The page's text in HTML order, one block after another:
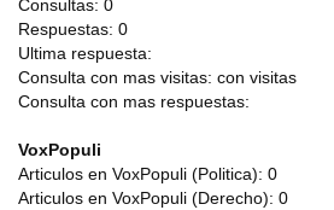
Consultas: 0
Respuestas: 0
Ultima respuesta:
Consulta con mas visitas: con visitas
Consulta con mas respuestas:
VoxPopuli
Articulos en VoxPopuli (Politica): 0
Articulos en VoxPopuli (Derecho): 0